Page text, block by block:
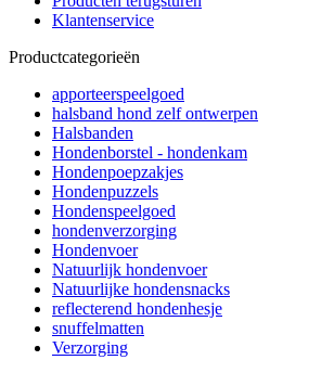
Klantenservice
Productcategorieën
apporteerspeelgoed
halsband hond zelf ontwerpen
Halsbanden
Hondenborstel - hondenkam
Hondenpoepzakjes
Hondenpuzzels
Hondenspeelgoed
hondenverzorging
Hondenvoer
Natuurlijk hondenvoer
Natuurlijke hondensnacks
reflecterend hondenhesje
snuffelmatten
Verzorging